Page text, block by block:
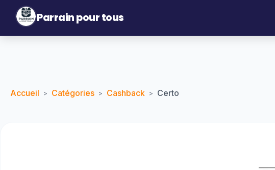
Parrain pour tous
Accueil > Catégories > Cashback > Certo